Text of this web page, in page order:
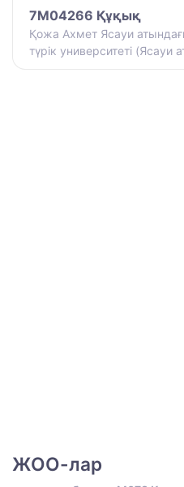
7M04266 Құқық
Қожа Ахмет Ясауи
түрiк университетi (Ясауи
ЖОО-лар